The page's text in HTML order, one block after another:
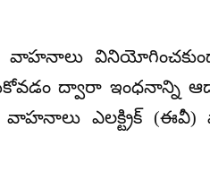
వాహనాలు
ద్వారా ఇంధనాన్ని
వాహనాలు ఎలక్ట్రిక్